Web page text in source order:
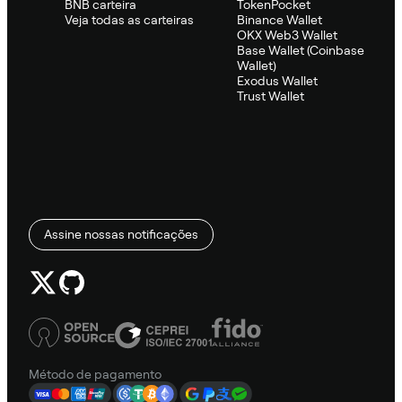
BNB carteira
Veja todas as carteiras
TokenPocket
Binance Wallet
OKX Web3 Wallet
Base Wallet (Coinbase
Wallet)
Exodus Wallet
Trust Wallet
Assine nossas notificações
Método de pagamento